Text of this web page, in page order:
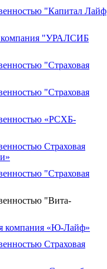
"Капитал Лайф
компания "УРАЛСИБ
"Страховая
"Страховая
«РСХБ-
Страховая
"Страховая
"Вита-
компания «Ю-Лайф»
Страховая